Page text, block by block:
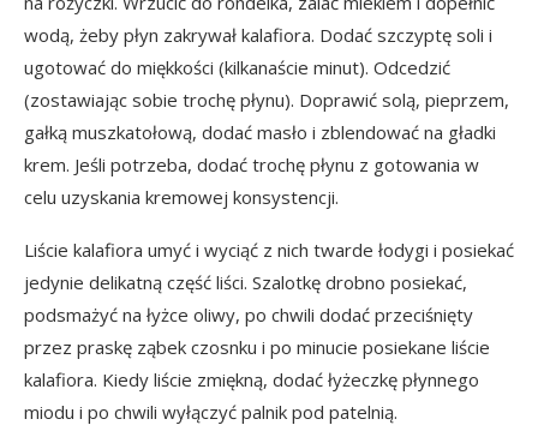
wodą, żeby płyn zakrywał kalafiora. Dodać szczyptę soli i
ugotować do miękkości (kilkanaście minut). Odcedzić
(zostawiając sobie trochę płynu). Doprawić solą, pieprzem,
gałką muszkatołową, dodać masło i zblendować na gładki
krem. Jeśli potrzeba, dodać trochę płynu z gotowania w
celu uzyskania kremowej konsystencji.
Liście kalafiora umyć i wyciąć z nich twarde łodygi i posiekać
jedynie delikatną część liści. Szalotkę drobno posiekać,
podsmażyć na łyżce oliwy, po chwili dodać przeciśnięty
przez praskę ząbek czosnku i po minucie posiekane liście
kalafiora. Kiedy liście zmiękną, dodać łyżeczkę płynnego
miodu i po chwili wyłączyć palnik pod patelnią.